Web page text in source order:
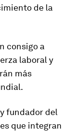
de la
consigo a
laboral y
más
fundador del
que integran